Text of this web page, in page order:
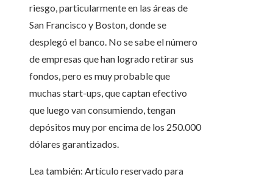
riesgo, particularmente en las áreas de
San Francisco y Boston, donde se
desplegó el banco. No se sabe el número
de empresas que han logrado retirar sus
fondos, pero es muy probable que
muchas start-ups, que captan efectivo
que luego van consumiendo, tengan
depósitos muy por encima de los 250.000
dólares garantizados.
Lea también: Artículo reservado para